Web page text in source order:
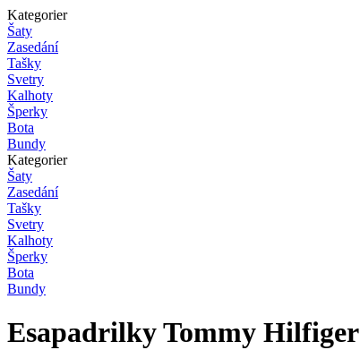
Kategorier
Šaty
Zasedání
Tašky
Svetry
Kalhoty
Šperky
Bota
Bundy
Kategorier
Šaty
Zasedání
Tašky
Svetry
Kalhoty
Šperky
Bota
Bundy
Esapadrilky Tommy Hilfiger